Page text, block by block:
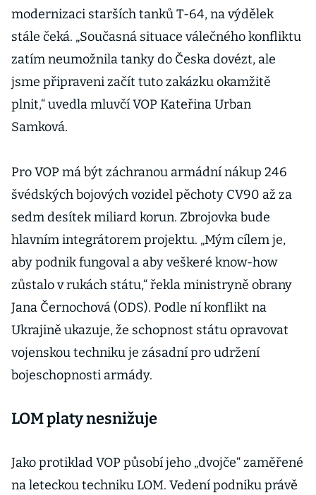
modernizaci starších tanků T-64, na výdělek
stále čeká. „Současná situace válečného konfliktu
zatím neumožnila tanky do Česka dovézt, ale
jsme připraveni začít tuto zakázku okamžitě
plnit,“ uvedla mluvčí VOP Kateřina Urban
Samková.
Pro VOP má být záchranou armádní nákup 246
švédských bojových vozidel pěchoty CV90 až za
sedm desítek miliard korun. Zbrojovka bude
hlavním integrátorem projektu. „Mým cílem je,
aby podnik fungoval a aby veškeré know-how
zůstalo v rukách státu,“ řekla ministryně obrany
Jana Černochová (ODS). Podle ní konflikt na
Ukrajině ukazuje, že schopnost státu opravovat
vojenskou techniku je zásadní pro udržení
bojeschopnosti armády.
LOM platy nesnižuje
Jako protiklad VOP působí jeho „dvojče“ zaměřené
na leteckou techniku LOM. Vedení podniku právě